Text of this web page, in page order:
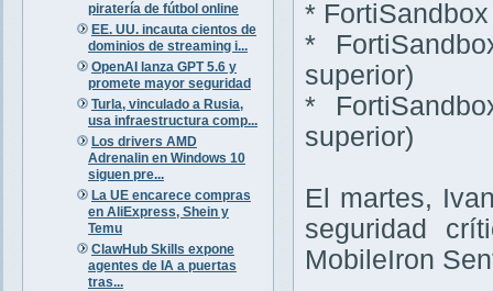
piratería de fútbol online
EE. UU. incauta cientos de
dominios de streaming i...
OpenAI lanza GPT 5.6 y
promete mayor seguridad
Turla, vinculado a Rusia,
usa infraestructura comp...
Los drivers AMD
Adrenalin en Windows 10
siguen pre...
La UE encarece compras
en AliExpress, Shein y
Temu
ClawHub Skills expone
agentes de IA a puertas
tras...
*
*
superior)
*
superior)
El martes,
seguridad
MobileIron